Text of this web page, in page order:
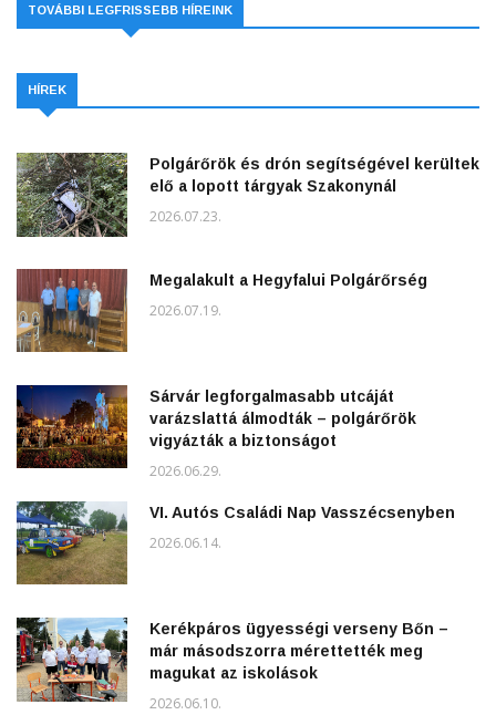
TOVÁBBI LEGFRISSEBB HÍREINK
HÍREK
Polgárőrök és drón segítségével kerültek
elő a lopott tárgyak Szakonynál
2026.07.23.
Megalakult a Hegyfalui Polgárőrség
2026.07.19.
Sárvár legforgalmasabb utcáját
varázslattá álmodták – polgárőrök
vigyázták a biztonságot
2026.06.29.
VI. Autós Családi Nap Vasszécsenyben
2026.06.14.
Kerékpáros ügyességi verseny Bőn –
már másodszorra mérettették meg
magukat az iskolások
2026.06.10.